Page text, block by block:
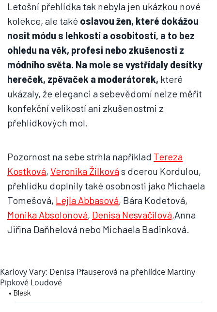
Letošní přehlídka tak nebyla jen ukázkou nové
kolekce, ale také oslavou žen, které dokážou
nosit módu s lehkostí a osobitostí, a to bez
ohledu na věk, profesi nebo zkušenosti z
módního světa. Na mole se vystřídaly desítky
hereček, zpěvaček a moderátorek, které
ukázaly, že eleganci a sebevědomí nelze měřit
konfekční velikostí ani zkušenostmi z
přehlídkových mol.
Pozornost na sebe strhla například Tereza
Kostková, Veronika Žilkovás dcerou Kordulou,
přehlídku doplnily také osobnosti jako Michaela
Tomešová, Lejla Abbasová, Bára Kodetová,
Monika Absolonová, Denisa Nesvačilová,Anna
Jiřina Daňhelová nebo Michaela Badinková.
Karlovy Vary: Denisa Pfauserová na přehlídce Martiny
Pipkové Loudové
• Blesk